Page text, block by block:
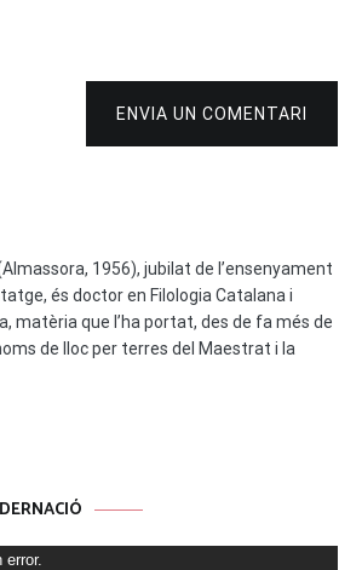
ENVIA UN COMENTARI
1956), jubilat de l’ensenyament
és doctor en Filologia Catalana i
matèria que l’ha portat, des de fa més de
de lloc per terres del Maestrat i la
error.